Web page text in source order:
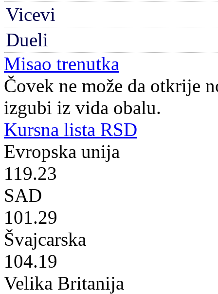
Vicevi
Dueli
Misao trenutka
Čovek ne može da otkrije
izgubi iz vida obalu.
Kursna lista RSD
Evropska unija
119.23
SAD
101.29
Švajcarska
104.19
Velika Britanija